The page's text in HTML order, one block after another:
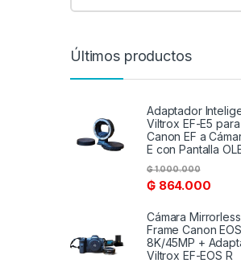
Últimos productos
Adaptador
Viltrox EF-E5
Canon EF a
E con Pantalla
₲864.000
₲1.000.000
Cámara
Frame Canon
8K/45MP +
Viltrox EF-EOS R